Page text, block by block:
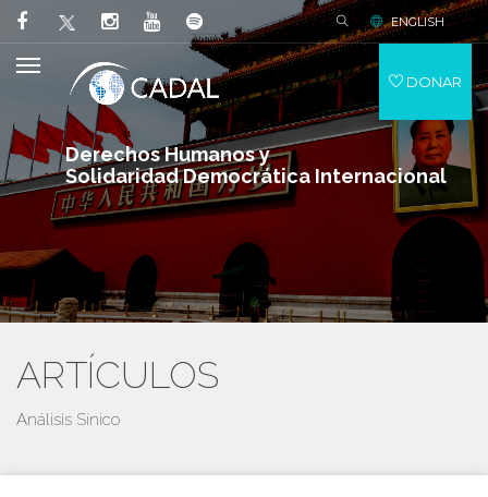
Derechos Humanos y
Solidaridad Democrática Internacional
ENGLISH
DONAR
ARTÍCULOS
Análisis Sínico